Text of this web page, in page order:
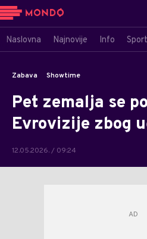
Naslovna Najnovije Info Sport
Zabava Showtime
Pet zemalja se
Evrovizije zbog
12.05.2026. / 09:24